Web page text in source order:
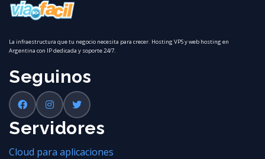
La infraestructura que tu negocio necesita para crecer. Hosting VPS y web hosting en
Argentina con IP dedicada y soporte 24/7.
Seguinos
Servidores
Cloud para aplicaciones